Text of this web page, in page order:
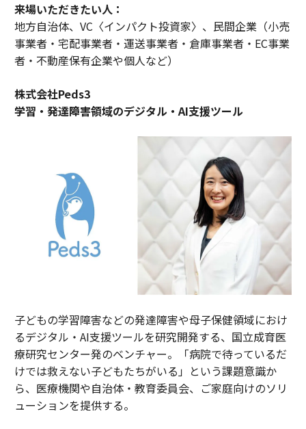
来場いただきたい人：
地方自治体、VC〈インパクト投資家〉、民間企業（小売
事業者・宅配事業者・運送事業者・倉庫事業者・EC事業
者・不動産保有企業や個人など）
株式会社Peds3
学習・発達障害領域のデジタル・AI支援ツール
子どもの学習障害などの発達障害や母子保健領域におけ
るデジタル・AI支援ツールを研究開発する、国立成育医
療研究センター発のベンチャー。「病院で待っているだ
けでは救えない子どもたちがいる」という課題意識か
ら、医療機関や自治体・教育委員会、ご家庭向けのソリ
ューションを提供する。